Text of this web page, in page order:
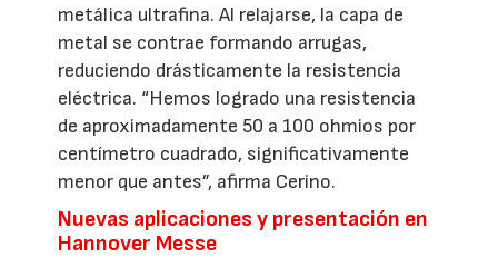
metálica ultrafina. Al relajarse, la capa de
metal se contrae formando arrugas,
reduciendo drásticamente la resistencia
eléctrica. “Hemos logrado una resistencia
de aproximadamente 50 a 100 ohmios por
centímetro cuadrado, significativamente
menor que antes”, afirma Cerino.
Nuevas aplicaciones y presentación en
Hannover Messe